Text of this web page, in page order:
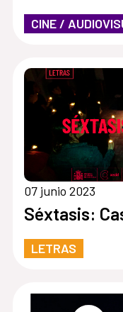
CINE /
07 junio 2023
Séxtasis:
LETRAS